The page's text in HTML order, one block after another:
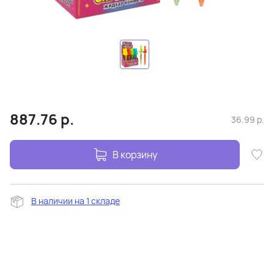
887.76 р. 36.99 р.
В корзину
В наличии на 1 складе